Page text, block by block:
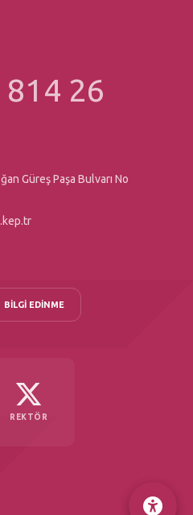
26
Güreş Paşa Bulvarı No
BİLGİ EDİNME
REKTÖR